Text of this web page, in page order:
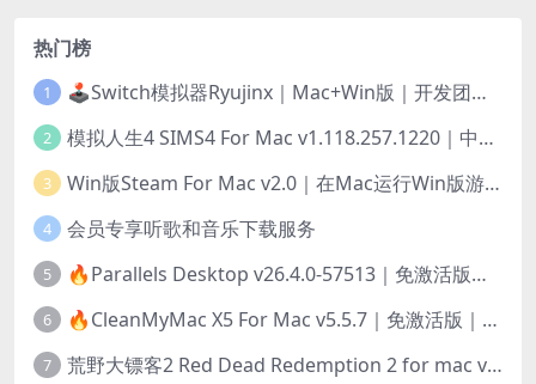
热门榜
1 🕹️Switch模拟器Ryujinx｜Mac+Win版｜开发团队已解散此乃最后的绝唱版本
2 模拟人生4 SIMS4 For Mac v1.118.257.1220｜中文原生版｜无限金币｜全100DLC
3 Win版Steam For Mac v2.0｜在Mac运行Win版游戏！｜升级GPTK4.0支持！
4 会员专享听歌和音乐下载服务
5 🔥Parallels Desktop v26.4.0-57513｜免激活版｜在Mac上安装Windows/Linux等系统[赠Windows激活]
6 🔥CleanMyMac X5 For Mac v5.5.7｜免激活版｜macOS系统优化/清理神器
7 荒野大镖客2 Red Dead Redemption 2 for mac v1436.28｜中文移植版｜最好玩的开放世界游戏